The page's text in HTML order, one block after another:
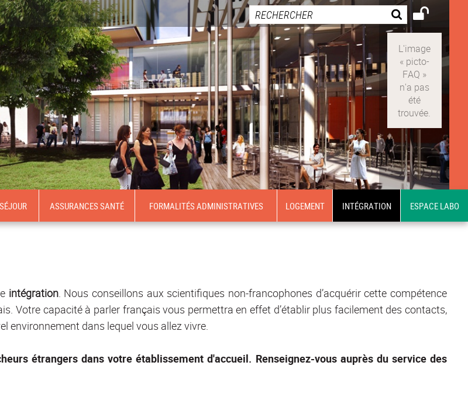
ASSURANCES SANTÉ FORMALITÉS ADMINISTRATIVES LOGEMENT INTÉGRATION ESPACE LABO
intégration. Nous conseillons aux scientifiques non-francophones d’acquérir cette compétence
Votre capacité à parler français vous permettra en effet d’établir plus facilement des contacts,
environnement dans lequel vous allez vivre.
étrangers dans votre établissement d'accueil. Renseignez-vous auprès du service des